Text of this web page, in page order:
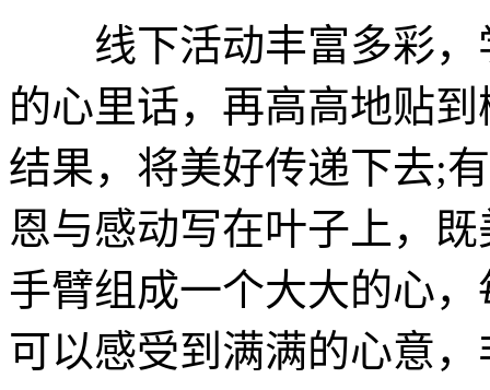
线下活动丰富多彩，
的心里话，再高高地贴
结果，将美好传递下去;
恩与感动写在叶子上，
手臂组成一个大大的心
可以感受到满满的心意